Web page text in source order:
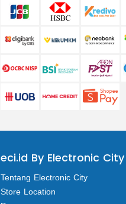
eci.id By Electronic City
Tentang Electronic City
Store Location